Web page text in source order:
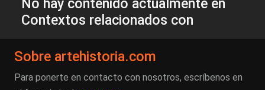
No hay contenido actualmente en
Contextos relacionados con
Sobre artehistoria.com
Para ponerte en contacto con nosotros, escríbenos en